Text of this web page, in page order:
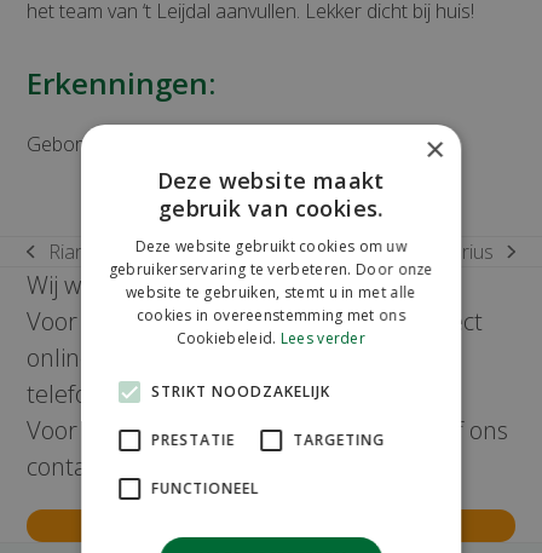
het team van ‘t Leijdal aanvullen. Lekker dicht bij huis!
Erkenningen:
Geborgd Rundveedierenarts
previous
post:
Rianne Klerx
next
post:
Hildegard Pistorius
Wij werken uitsluitend volgens afspraak.
Voor simpele bezoeken kunt u deze direct
online maken. Andere afspraken kunt u
telefonisch maken via:0161 496016
Voor andere vragen kunt u ook bellen of ons
contactformulier invullen.
×
Deze website maakt
gebruik van cookies.
Deze website gebruikt cookies om uw
gebruikerservaring te verbeteren. Door onze
website te gebruiken, stemt u in met alle
cookies in overeenstemming met ons
Cookiebeleid. Lees verder
STRIKT NOODZAKELIJK
PRESTATIE TARGETING
FUNCTIONEEL